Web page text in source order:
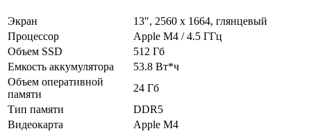
Экран
13", 2560 x 1664, глянцевый
Процессор
Apple M4 / 4.5 ГГц
Объем SSD
512 Гб
Емкость аккумулятора
53.8 Вт*ч
Объем оперативной
памяти
24 Гб
Тип памяти
DDR5
Видеокарта
Apple M4